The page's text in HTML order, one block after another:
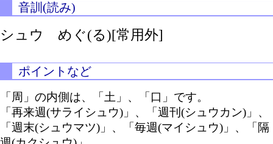
音訓(読み)
シュウ めぐ(る)[常用外]
ポイントなど
「周」の内側は、「土」、「口」です。
「再来週(サライシュウ)」、「週刊(シュウカン)」、
「週末(シュウマツ)」、「毎週(マイシュウ)」、「隔